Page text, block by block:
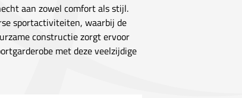
aan zowel comfort als stijl.
sportactiviteiten, waarbij de
constructie zorgt ervoor
met deze veelzijdige